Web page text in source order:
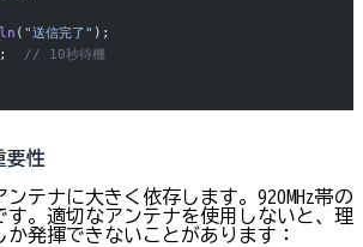
( "送信完了" );
  // 10秒待機
要性
ンテナに大きく依存します。920MHz帯の
す。適切なアンテナを使用しないと、理
発揮できないことがあります：